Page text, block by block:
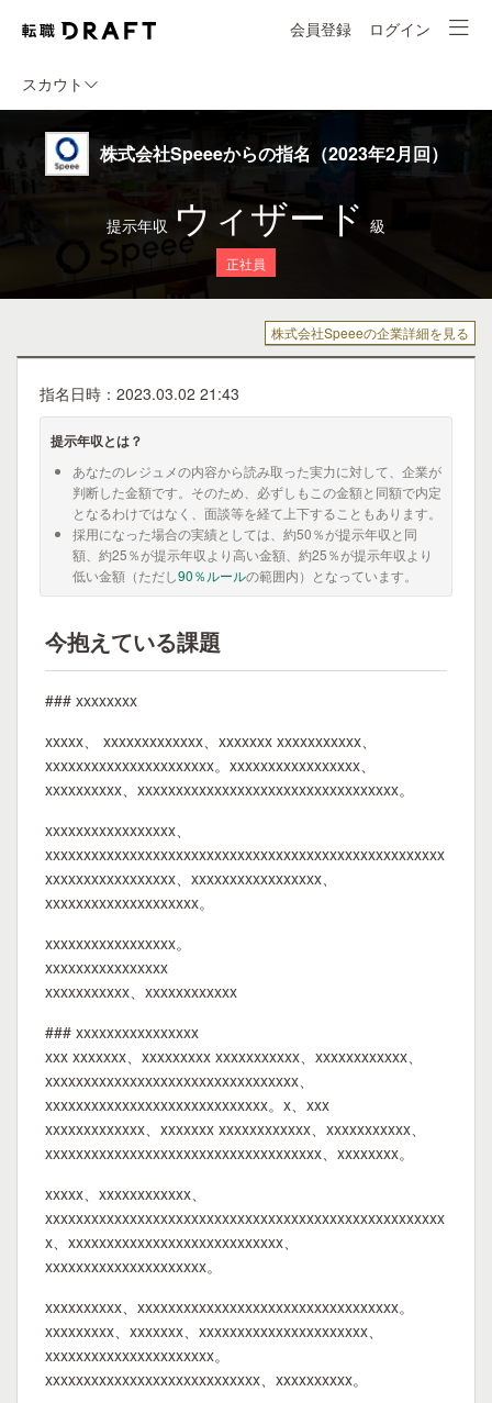
会員登録 ログイン
スカウト
株式会社Speeeからの指名（2023年2月回）
提示年収 ウィザード 級
正社員
株式会社Speeeの企業詳細を見る
指名日時：2023.03.02 21:43
提示年収とは？
あなたのレジュメの内容から読み取った実力に対して、企業が
判断した金額です。そのため、必ずしもこの金額と同額で内定
となるわけではなく、面談等を経て上下することもあります。
採用になった場合の実績としては、約50％が提示年収と同
額、約25％が提示年収より高い金額、約25％が提示年収より
低い金額（ただし90％ルールの範囲内）となっています。
今抱えている課題
### xxxxxxxx
xxxxx、 xxxxxxxxxxxxx、xxxxxxx xxxxxxxxxxx、
xxxxxxxxxxxxxxxxxxxxxx。xxxxxxxxxxxxxxxxx、
xxxxxxxxxx、xxxxxxxxxxxxxxxxxxxxxxxxxxxxxxxxxx。
xxxxxxxxxxxxxxxxx、
xxxxxxxxxxxxxxxxxxxxxxxxxxxxxxxxxxxxxxxxxxxxxxxxxxxx
xxxxxxxxxxxxxxxxx、xxxxxxxxxxxxxxxxx、
xxxxxxxxxxxxxxxxxxxx。
xxxxxxxxxxxxxxxxx。
xxxxxxxxxxxxxxxx
xxxxxxxxxxx、xxxxxxxxxxxx
### xxxxxxxxxxxxxxxx
xxx xxxxxxx、xxxxxxxxx xxxxxxxxxxx、xxxxxxxxxxxx、
xxxxxxxxxxxxxxxxxxxxxxxxxxxxxxxxx、
xxxxxxxxxxxxxxxxxxxxxxxxxxxxx。x、xxx
xxxxxxxxxxxxx、xxxxxxx xxxxxxxxxxxx、xxxxxxxxxxx、
xxxxxxxxxxxxxxxxxxxxxxxxxxxxxxxxxxxx、xxxxxxxx。
xxxxx、xxxxxxxxxxxx、
xxxxxxxxxxxxxxxxxxxxxxxxxxxxxxxxxxxxxxxxxxxxxxxxxxxx
x、xxxxxxxxxxxxxxxxxxxxxxxxxxxx、
xxxxxxxxxxxxxxxxxxxxx。
xxxxxxxxxx、xxxxxxxxxxxxxxxxxxxxxxxxxxxxxxxxxx。
xxxxxxxxx、xxxxxxx、xxxxxxxxxxxxxxxxxxxxxx、
xxxxxxxxxxxxxxxxxxxxxx。
xxxxxxxxxxxxxxxxxxxxxxxxxxxx、xxxxxxxxxx。